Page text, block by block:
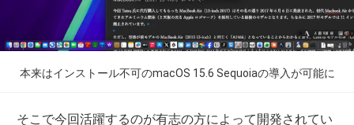
本来はインストール不可のmacOS 15.6 Sequoiaの導入が可能に
そこで今回活躍するのが有志の方によって開発されてい